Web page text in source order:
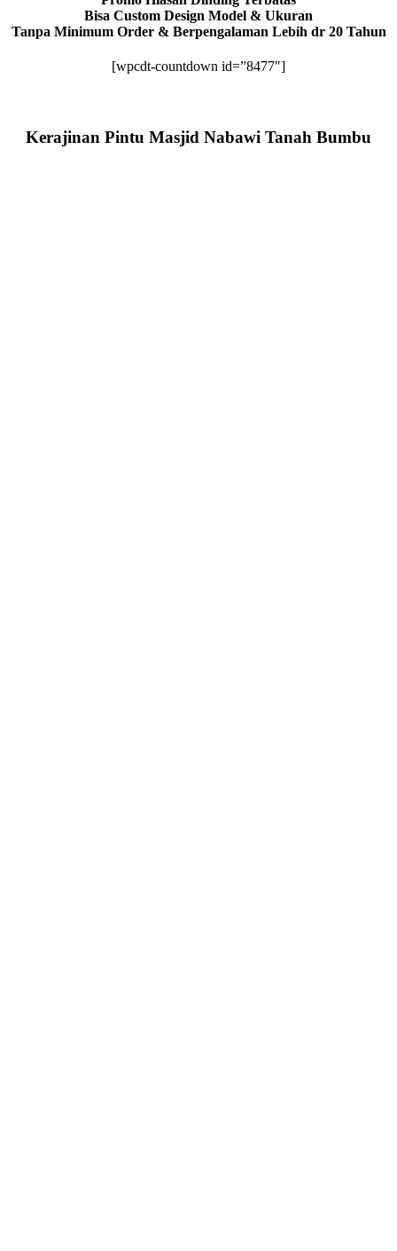
Bisa Custom Design Model & Ukuran
Tanpa Minimum Order & Berpengalaman Lebih dr 20 Tahun
[wpcdt-countdown id=”8477″]
Kerajinan Pintu Masjid Nabawi Tanah Bumbu